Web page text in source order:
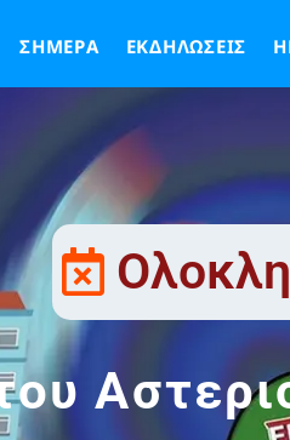
ΣΉΜΕΡΑ ΕΚΔΗΛΏΣΕΙΣ